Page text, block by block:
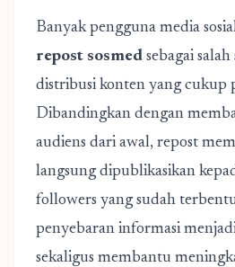
Banyak pengguna media
repost sosmed sebagai
distribusi konten yang cukup
Dibandingkan dengan
audiens dari awal, repost
langsung dipublikasikan
followers yang sudah
penyebaran informasi
sekaligus membantu